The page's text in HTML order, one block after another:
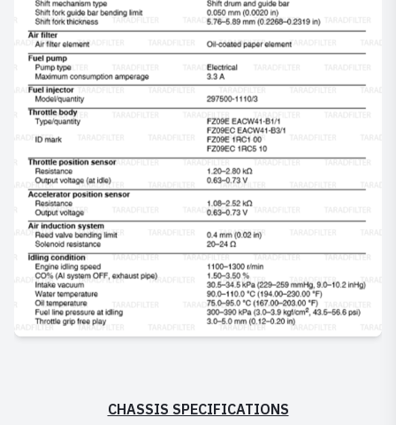
CHASSIS SPECIFICATIONS